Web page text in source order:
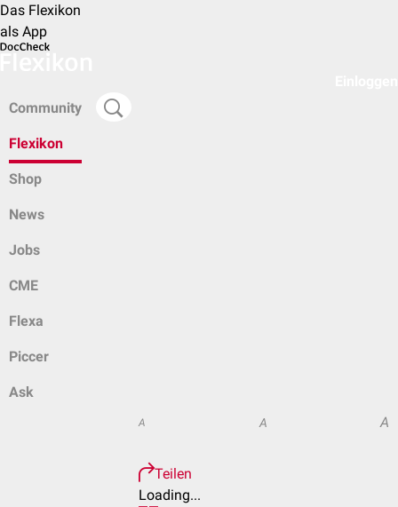
Das Flexikon
als App
Community
Flexikon
Shop
News
Jobs
CME
Flexa
Piccer
Ask
A A A
Teilen
Loading...